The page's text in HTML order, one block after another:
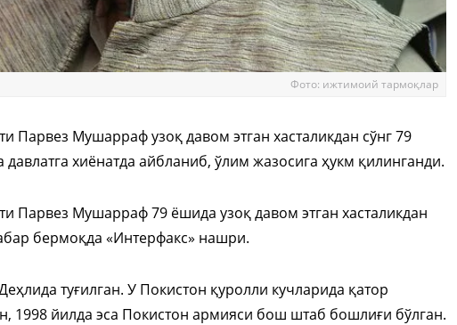
Фото: ижтимоий тармоқлар
Парвез Мушарраф узоқ давом этган хасталикдан сўнг 79
хиёнатда айбланиб, ўлим жазосига ҳукм қилинганди.
Парвез Мушарраф 79 ёшида узоқ давом этган хасталикдан
бермоқда «Интерфакс» нашри.
туғилган. У Покистон қуролли кучларида қатор
1998 йилда эса Покистон армияси бош штаб бошлиғи бўлган.